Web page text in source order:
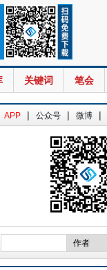
关键词 笔会
APP | 公众号 | 微博 |